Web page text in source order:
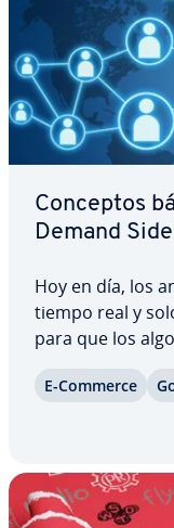
Conceptos
Demand
Hoy en día, los
tiempo real y
para que los
para los
E-Commerce